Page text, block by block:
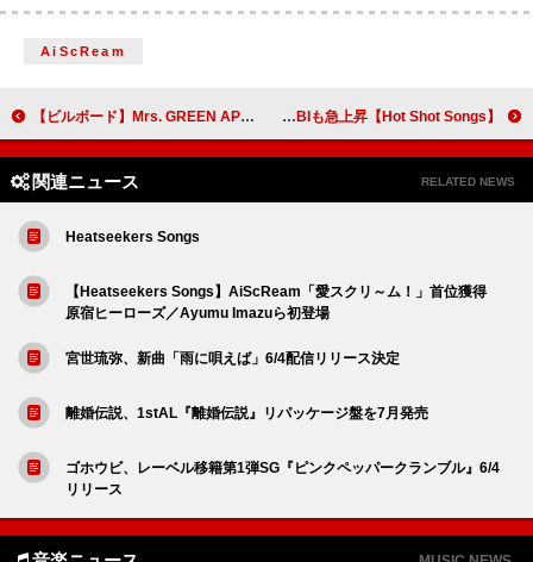
AiScReam
【ビルボード】Mrs. GREEN APPLE「クスシキ」ストリーミング首位 『TFT』話題のちゃんみな「SAD SONG」3位へ浮上 【Hot Shot Songs】Number_i「GOD_i」首位、ちゃんみな／YOASOBIも急上昇
関連ニュース RELATED NEWS
Heatseekers Songs
【Heatseekers Songs】AiScReam「愛スクリ～ム！」首位獲得
原宿ヒーローズ／Ayumu Imazuら初登場
宮世琉弥、新曲「雨に唄えば」6/4配信リリース決定
離婚伝説、1stAL『離婚伝説』リパッケージ盤を7月発売
ゴホウビ、レーベル移籍第1弾SG『ピンクペッパークランブル』6/4
リリース